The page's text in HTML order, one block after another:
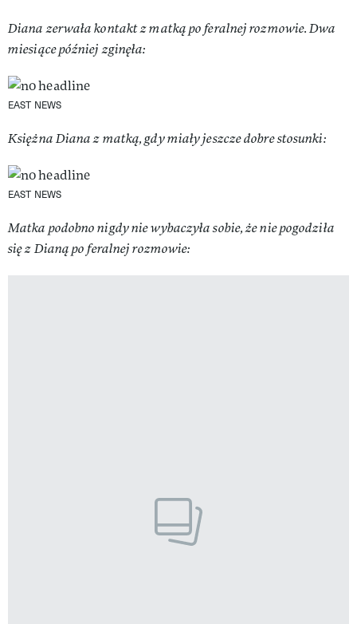
Diana zerwała kontakt z matką po feralnej rozmowie. Dwa
miesiące później zginęła:
EAST NEWS
Księżna Diana z matką, gdy miały jeszcze dobre stosunki:
EAST NEWS
Matka podobno nigdy nie wybaczyła sobie, że nie pogodziła
się z Dianą po feralnej rozmowie: